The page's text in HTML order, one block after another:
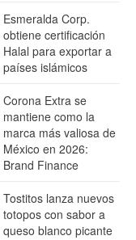
Esmeralda Corp.
obtiene certificación
Halal para exportar a
países islámicos
Corona Extra se
mantiene como la
marca más valiosa de
México en 2026:
Brand Finance
Tostitos lanza nuevos
totopos con sabor a
queso blanco picante